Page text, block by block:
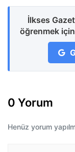
İlkses
öğrenmek
0 Yorum
Henüz yorum